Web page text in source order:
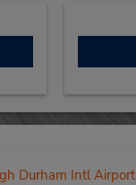
Durham Intl Airport